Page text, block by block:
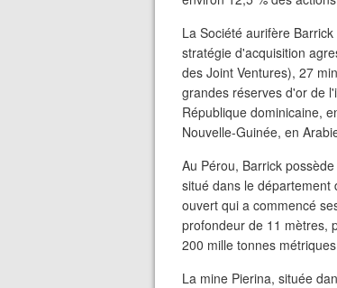
La Société aurifère
stratégie d'acquisition
des Joint Ventures), 27
grandes réserves d'or de
République dominicaine,
Nouvelle-Guinée, en
Au Pérou, Barrick
situé dans le département
ouvert qui a commencé
profondeur de 11 mètres,
200 mille tonnes
La mine Pierina, située